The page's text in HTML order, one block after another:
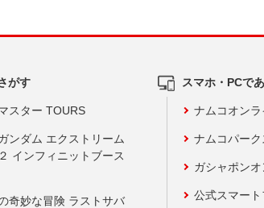
がす
スター TOURS
ンダム エクストリーム
インフィニットブース
奇妙な冒険 ラストサバ
スマホ・PCで
ナムコオン
ナムコパー
ガシャポン
公式スマート